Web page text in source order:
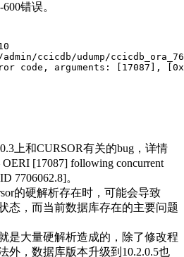
错误。
ccicdb/udump/
code, arguments: [17087],
上和CURSOR有关的bug，详情
[17087] following concurrent
7706062.8]。
的硬解析存在时，可能会导致
态，而当前数据库存在的主要问题
是大量硬解析造成的，除了修改程
外，数据库版本升级到10.2.0.5也